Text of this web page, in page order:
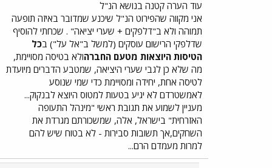
הטיסה ו"רצים" לשער. יש הודעות מעצבנות למעלה כמו:
"זו הודעת ביטחון, אין להשאיר כבודה ללא השגחה" ואז
באנגלית.... עיצבן אותי הקטע שעשו בשדה קטעים
למעשנים! זה סתם תופס מקום לשום דבר, אם הם הצליחו
להסתדר ככה בעבר אז הם יצליחו להסתדר ככה גם עכשיו!
בכול העולם העישון אסור בשדה ורק פה זה "לידעתכם,
העישון אור בבתי הנתיבותחוץמהמקומות המותרים לכך"
יאללה! אז 2 שעות בלי עישון! בשביל הביטחון שלך ושל כל
הנוסעים ובשביל הבריאות שלהם .
עוד הערה קטנה בנושא הנ"ל
אני מקווה שהפירוט הנ"ל שיכנע שמדובר באיזה תופעה
תמוהה ולא ב"דלפקים + שערי יציאה" . שכחתי להוסיף
שדלפקי הרישום עוסקים (למשל ב"אל על") בכל
הטיסות היוצאות מטעם החברהולא בטיסה מסויימת,
מה שלא כן לגבי שערי היציאה, שמטבע הדברים מיועדת
לטיסה אחת, יחידה ומסויימת כדי שמי שנוסע
לאמשטרדם לא יגיע בטעות למטוס היוצא לבנקוק...
מעניין לשמוע את תגובת ראשי "מינהל התעופה
האזרחית" בישראל, אלה, שמשכורתם מגרדת את
השחקים,אך תשובות סבירות - לא בטוח שיש להם
למרות מעמדם הרם...